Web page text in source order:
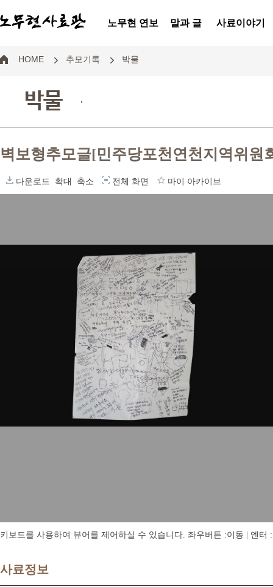
노무현 연보 말과 글 사료이야기
HOME 추모기록 박물
박물 .
벽보형추모글[민주당포천연천지역위원
다운로드 확대 축소 전체 화면 마이 아카이브
키보드를 사용하여 뷰어를 제어하실 수 있습니다. 좌우버튼 :이동 | 엔터
사료정보